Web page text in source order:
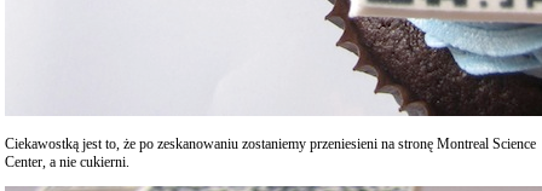
Ciekawostką jest to, że po zeskanowaniu zostaniemy przeniesieni na stronę Montreal Science
Center, a nie cukierni.